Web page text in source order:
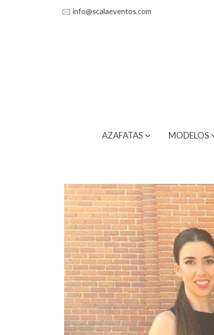
🖂 info@scalaeventos.com
AZAFATAS MODELOS